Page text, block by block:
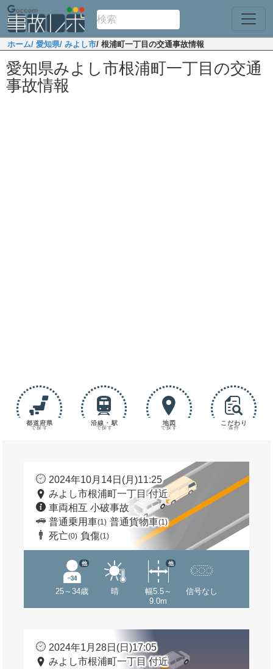
ホーム/ 愛知県/ みよし市/ 根浦町一丁目の交通事故情報
愛知県みよし市根浦町一丁目の交通
事故情報
都道府県
で探す
沿線・駅
で探す
地図
で探す
こだわり
条件
2024年10月14日(月)11:25
みよし市根浦町一丁目 付近
車両相互 小破事故
普通乗用車(1) 普通貨物車(1)
死亡(0) 負傷(1)
25～34歳
他
晴
幅5.5～
9.0m
他
信号なし
2024年1月28日(日)17:05
みよし市根浦町一丁目 付近